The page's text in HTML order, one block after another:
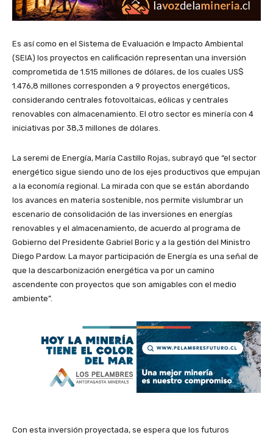
Es así como en el Sistema de Evaluación e Impacto Ambiental
(SEIA) los proyectos en calificación representan una inversión
comprometida de 1.515 millones de dólares, de los cuales US$
1.476,8 millones corresponden a 9 proyectos energéticos,
considerando centrales fotovoltaicas, eólicas y centrales
renovables con almacenamiento. El otro sector es minería con 4
iniciativas por 38,3 millones de dólares.
La seremi de Energía, María Castillo Rojas, subrayó que “el sector
energético sigue siendo uno de los ejes productivos que empujan
a la economía regional. La mirada con que se están abordando
los avances en materia sostenible, nos permite vislumbrar un
escenario de consolidación de las inversiones en energías
renovables y el almacenamiento, de acuerdo al programa de
Gobierno del Presidente Gabriel Boric y a la gestión del Ministro
Diego Pardow. La mayor participación de Energía es una señal de
que la descarbonización energética va por un camino
ascendente con proyectos que son amigables con el medio
ambiente”.
Con esta inversión proyectada, se espera que los futuros